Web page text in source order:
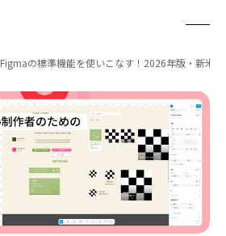
CGWORLD
月刊誌
別冊
CGWORLD.jp
Figmaの標準機能を使いこなす！2026年版・新米